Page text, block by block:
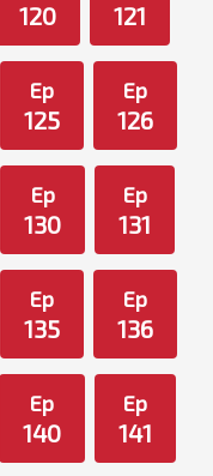
120 121
Ep
125
Ep
126
Ep
130
Ep
131
Ep
135
Ep
136
Ep
140
Ep
141